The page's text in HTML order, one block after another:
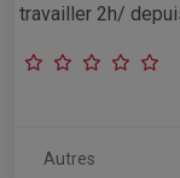
travailler 2h/
Autres